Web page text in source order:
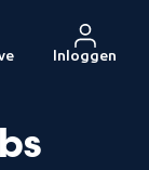
Inloggen